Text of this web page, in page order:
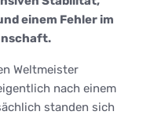
einem Fehler im
Weltmeister
nach einem
standen sich